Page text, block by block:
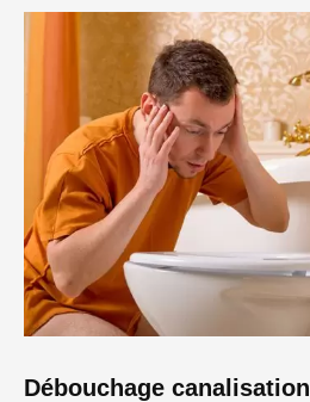
Débouchage canalisation